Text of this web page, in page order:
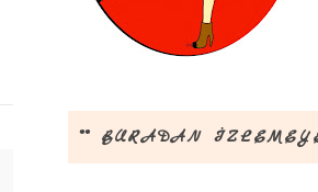
** BURADAN